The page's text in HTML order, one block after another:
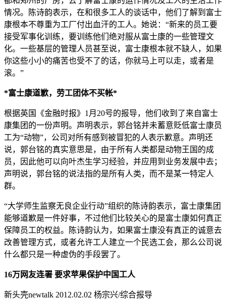
情况。陈诗韵表示，在和很多工人的谈话中，他们了解到富士
康根本不尊重为工厂付出血汗的工人。她说：“新来的员工要
接受军事化训练，要训练他们绝对服从富士康的一些管理文
化。一些基层的管理人员甚至说，富士康根本就不缺人，如果
你这些小小的痛苦也受不了的话，你就马上可以走，或者是
滚。”
*富士康道歉，劳工团体不买帐*
根据英国《金融时报》1月20号的报导，他们收到了来自富士
康集团的一份声明。声明表示，郭台铭并未蓄意贬低富士康员
工为“动物”，公司对所有感到被冒犯的人表示歉意。声明还
说，郭台铭的真实意思是，由于所有人类都是动物王国的成
员，因此他可以向叶杰生学习经验，并应用到业务发展中去；
声明说，郭台铭的说法指的是所有人类，而不是某一特定人
群。
“大学师生监察无良企业行动”组织的陈诗韵表示，富士康集团
能够道歉是一件好事，不过他们比较关心的是富士康如何真正
保障员工的权益。陈诗韵认为，如果富士康没有真正的诚意去
改善管理方式，或者允许工人建立一个民选工会，那么公司说
什么都只是一种虚伪的手段罢了。
16万网友连署 要求苹果保护中国工人
新头壳newtalk 2012.02.02 杨宗兴/综合报导